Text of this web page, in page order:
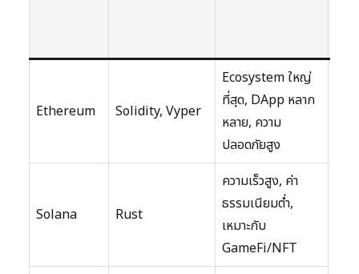
Ethereum Solidity, Vyper
Ecosystem ใหญ่
ที่สุด, DApp หลาก
หลาย, ความ
ปลอดภัยสูง
Solana Rust
ความเร็วสูง, ค่า
ธรรมเนียมต่ำ,
เหมาะกับ
GameFi/NFT